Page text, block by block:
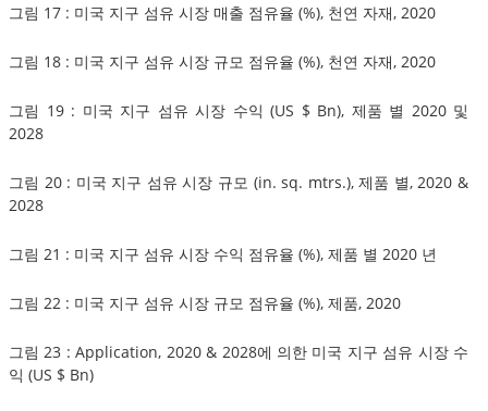
그림 17 : 미국 지구 섬유 시장 매출 점유율 (%), 천연 자재, 2020
그림 18 : 미국 지구 섬유 시장 규모 점유율 (%), 천연 자재, 2020
그림 19 : 미국 지구 섬유 시장 수익 (US $ Bn), 제품 별 2020 및
2028
그림 20 : 미국 지구 섬유 시장 규모 (in. sq. mtrs.), 제품 별, 2020 &
2028
그림 21 : 미국 지구 섬유 시장 수익 점유율 (%), 제품 별 2020 년
그림 22 : 미국 지구 섬유 시장 규모 점유율 (%), 제품, 2020
그림 23 : Application, 2020 & 2028에 의한 미국 지구 섬유 시장 수
익 (US $ Bn)